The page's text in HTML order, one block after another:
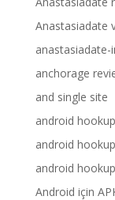
Anastasiadate
anchorage
and single site
android
android
android
Android için